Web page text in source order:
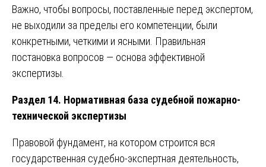
Важно, чтобы вопросы, поставленные перед экспертом,
не выходили за пределы его компетенции, были
конкретными, четкими и ясными. Правильная
постановка вопросов — основа эффективной
экспертизы.
Раздел 14. Нормативная база судебной пожарно-
технической экспертизы
Правовой фундамент, на котором строится вся
государственная судебно-экспертная деятельность,